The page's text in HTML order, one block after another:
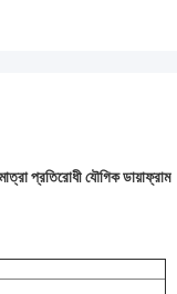
প্রতিরোধী যৌগিক ডায়াফ্রাম